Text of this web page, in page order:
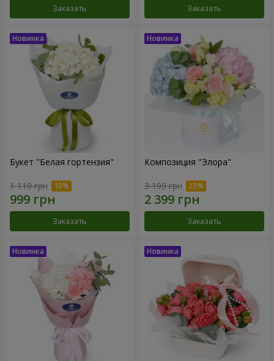
Заказать Заказать
Букет "Белая гортензия"
1 110 грн
Заказать
Композиция "Элора"
3 199 грн
Заказать